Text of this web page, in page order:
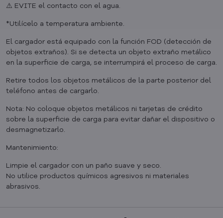
⚠️ EVITE el contacto con el agua.
*Utilícelo a temperatura ambiente.
El cargador está equipado con la función FOD (detección de
objetos extraños). Si se detecta un objeto extraño metálico
en la superficie de carga, se interrumpirá el proceso de carga.
Retire todos los objetos metálicos de la parte posterior del
teléfono antes de cargarlo.
Nota: No coloque objetos metálicos ni tarjetas de crédito
sobre la superficie de carga para evitar dañar el dispositivo o
desmagnetizarlo.
Mantenimiento:
Limpie el cargador con un paño suave y seco.
No utilice productos químicos agresivos ni materiales
abrasivos.